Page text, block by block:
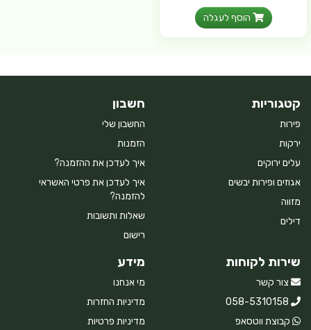
הוסף לעגלה
קטגוריות
פירות
ירקות
עלים ירוקים
אגוזים ופירות יבשים
מזווה
דילים
חשבון
החשבון שלי
הזמנות
איך לעדכן את ההזמנה?
איך לעדכן את פרטי האשראי
להזמנה?
שאלות ותשובות
רישום
שירות לקוחות
צור קשר
058-5310158
קבוצת ווטסאפ
מידע
מי אנחנו
מדיניות החזרות
מדיניות פרטיות